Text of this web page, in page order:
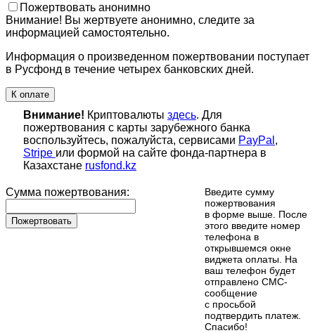
Пожертвовать анонимно
Внимание! Вы жертвуете анонимно, следите за
информацией самостоятельно.
Информация о произведенном пожертвовании поступает
в Русфонд в течение четырех банковских дней.
К оплате
Внимание! Криптовалюты здесь. Для
пожертвования с карты зарубежного банка
воспользуйтесь, пожалуйста, сервисами PayPal ,
Stripe или формой на сайте фонда-партнера в
Казахстане rusfond.kz
Сумма пожертвования:
Пожертвовать
Введите сумму
пожертвования
в форме выше. После
этого введите номер
телефона в
открывшемся окне
виджета оплаты. На
ваш телефон будет
отправлено СМС-
сообщение
с просьбой
подтвердить платеж.
Cпасибо!